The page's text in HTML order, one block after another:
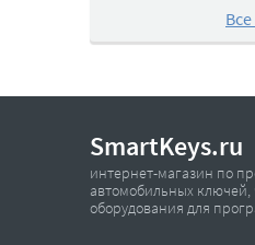
Все
SmartKeys.ru
интернет-магазин по
автомобильных ключей,
оборудования для